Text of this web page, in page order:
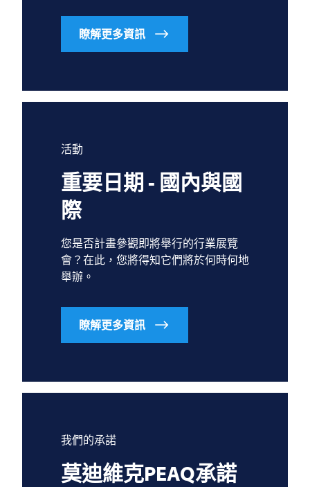
瞭解更多資訊
活動
重要日期 - 國內與國
際
您是否計畫參觀即將舉行的行業展覽
會？在此，您將得知它們將於何時何地
舉辦。
瞭解更多資訊
我們的承諾
莫迪維克PEAQ承諾